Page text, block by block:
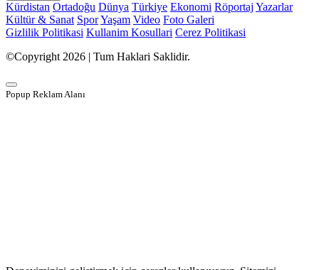
Kürdistan Ortadoğu Dünya Türkiye Ekonomi Röportaj Yazarlar
Kültür & Sanat SporYaşam Video Foto Galeri
Gizlilik Politikasi Kullanim Kosullari Cerez Politikasi
©Copyright 2026 | Tum Haklari Saklidir.
Popup Reklam Alanı